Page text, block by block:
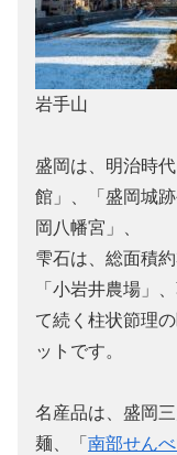
岩手山
盛岡は、明治時
館」、「盛岡城
岡八幡宮」、
雫石は、総面積
「小岩井農場」
て続く柱状節理
ットです。
名産品は、盛岡
麺、「 南部せん